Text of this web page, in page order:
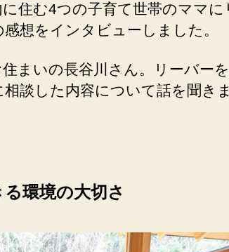
住む4つの子育て世帯のママに
想をインタビューしました。
まいの長谷川さん。リーバー
相談した内容について話を聞き
環境の大切さ